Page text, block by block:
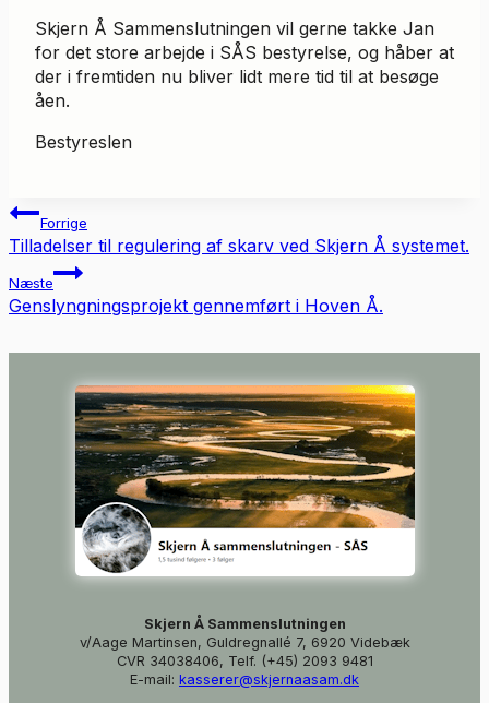
Skjern Å Sammenslutningen vil gerne takke Jan
for det store arbejde i SÅS bestyrelse, og håber at
der i fremtiden nu bliver lidt mere tid til at besøge
åen.
Bestyreslen
Indlægsnavigation
Forrige
Tilladelser til regulering af skarv ved Skjern Å systemet.
Næste
Genslyngningsprojekt gennemført i Hoven Å.
Skjern Å Sammenslutningen
v/Aage Martinsen, Guldregnallé 7, 6920 Videbæk
CVR 34038406, Telf. (+45) 2093 9481
E-mail: kasserer@skjernaasam.dk